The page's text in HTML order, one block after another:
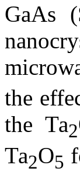
GaAs
the
the Та2
Та2О5